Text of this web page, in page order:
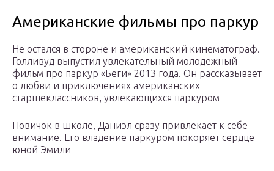
Американские фильмы про паркур
Не остался в стороне и американский кинематограф.
Голливуд выпустил увлекательный молодежный
фильм про паркур «Беги» 2013 года. Он рассказывает
о любви и приключениях американских
старшеклассников, увлекающихся паркуром
Новичок в школе, Даниэл сразу привлекает к себе
внимание. Его владение паркуром покоряет сердце
юной Эмили